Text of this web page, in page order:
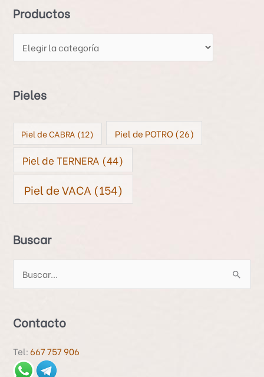
Productos
u
s
Pieles
Piel de CABRA (12) Piel de POTRO(26)
Piel de TERNERA (44)
Piel de VACA (154)
Buscar
c
r
Contacto
Tel:667 757 906